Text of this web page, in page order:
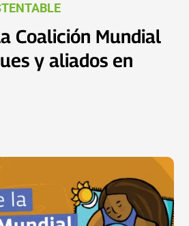
Coalición Mundial
y aliados en